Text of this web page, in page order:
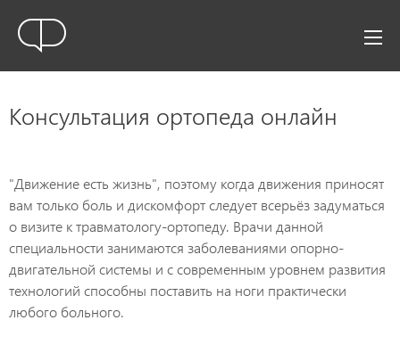
Консультация ортопеда онлайн
"Движение есть жизнь", поэтому когда движения приносят
вам только боль и дискомфорт следует всерьёз задуматься
о визите к травматологу-ортопеду. Врачи данной
специальности занимаются заболеваниями опорно-
двигательной системы и с современным уровнем развития
технологий способны поставить на ноги практически
любого больного.